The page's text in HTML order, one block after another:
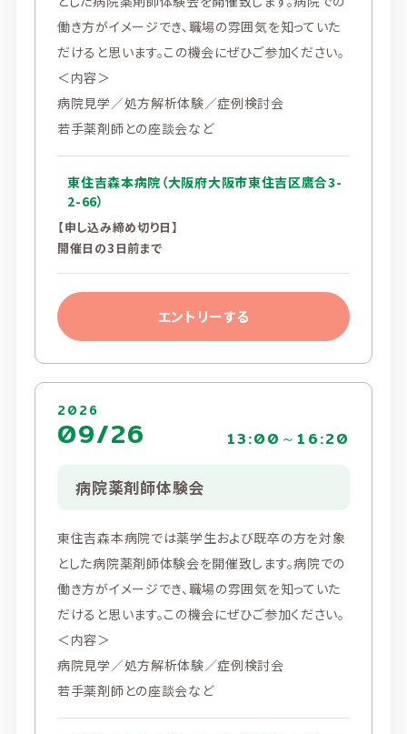
働き方がイメージでき、職場の雰囲気を知っていた
だけると思います。この機会にぜひご参加ください。
＜内容＞
病院見学／処方解析体験／症例検討会
若手薬剤師との座談会など
東住吉森本病院（大阪府大阪市東住吉区鷹合3-
2-66）
【申し込み締め切り日】
開催日の3日前まで
エントリーする
2026
09/26 13:00～16:20
病院薬剤師体験会
東住吉森本病院では薬学生および既卒の方を対象
とした病院薬剤師体験会を開催致します。病院での
働き方がイメージでき、職場の雰囲気を知っていた
だけると思います。この機会にぜひご参加ください。
＜内容＞
病院見学／処方解析体験／症例検討会
若手薬剤師との座談会など